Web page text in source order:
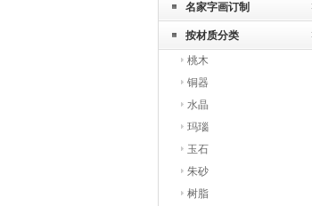
名家字画订制
按材质分类
桃木
铜器
水晶
玛瑙
玉石
朱砂
树脂